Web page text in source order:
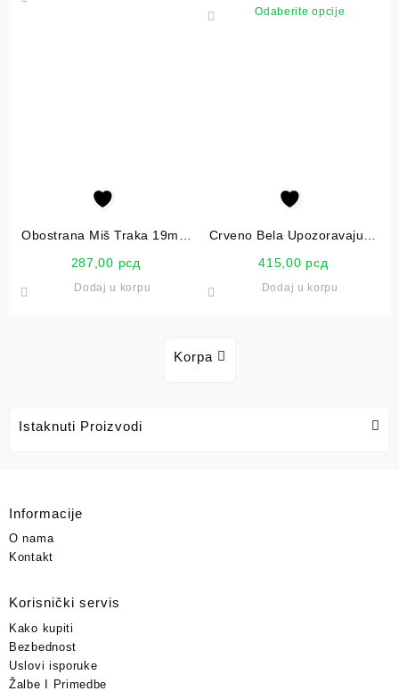
Korpa
Odaberite opcije
Obostrana Miš Traka 19mm
287,00 рсд
Dodaj u korpu
Crveno Bela Upozoravajuća
415,00 рсд
Dodaj u korpu
Istaknuti Proizvodi
Informacije
O nama
Kontakt
Korisnički servis
Kako kupiti
Bezbednost
Uslovi isporuke
Žalbe I Primedbe